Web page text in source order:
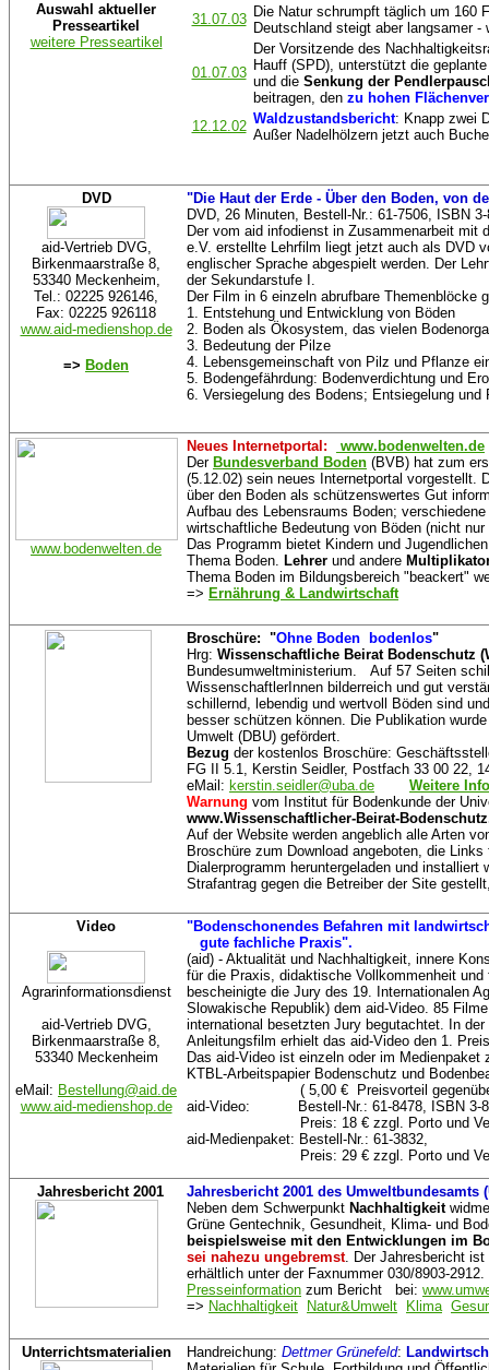
Auswahl aktueller
Presseartikel
weitere Presseartikel
31.07.03 Die Natur schrumpft täglich um 160
Deutschland steigt aber langsamer
01.07.03
Der Vorsitzende des
Hauff (SPD), unterstützt die
und die Senkung der
beitragen, den zu hohen
12.12.02 Waldzustandsbericht: Knapp zwei
Außer Nadelhölzern jetzt auch
DVD
aid-Vertrieb DVG,
Birkenmaarstraße 8,
53340 Meckenheim,
Tel.: 02225 926146,
Fax: 02225 926118
www.aid-medienshop.de
=> Boden
"Die Haut der Erde - Über den Boden, von
DVD, 26 Minuten, Bestell-Nr.: 61-7506, ISBN
Der vom aid infodienst in Zusammenarbeit mit
e.V. erstellte Lehrfilm liegt jetzt auch als DVD
englischer Sprache abgespielt werden. Der
der Sekundarstufe I.
Der Film in 6 einzeln abrufbare Themenblöcke
1. Entstehung und Entwicklung von Böden
2. Boden als Ökosystem, das vielen
3. Bedeutung der Pilze
4. Lebensgemeinschaft von Pilz und Pflanze
5. Bodengefährdung: Bodenverdichtung und
6. Versiegelung des Bodens; Entsiegelung und
www.bodenwelten.de
Neues Internetportal:
www.bodenwelten.de
Der Bundesverband Boden (BVB) hat zum
(5.12.02) sein neues Internetportal vorgestellt.
über den Boden als schützenswertes Gut
Aufbau des Lebensraums Boden;
wirtschaftliche Bedeutung von Böden (nicht
Das Programm bietet Kindern und
Thema Boden. Lehrer und andere
Thema Boden im Bildungsbereich "beackert"
=> Ernährung & Landwirtschaft
Broschüre: "Ohne Boden ­ bodenlos"
Hrg: Wissenschaftliche Beirat Bodenschutz
Bundesumweltministerium. Auf 57 Seiten
WissenschaftlerInnen bilderreich und gut
schillernd, lebendig und wertvoll Böden sind
besser schützen können. Die Publikation
Umwelt (DBU) gefördert.
Bezug der kostenlos Broschüre:
FG II 5.1, Kerstin Seidler, Postfach 33 00 22,
eMail: kerstin.seidler@uba.de
Weitere
Warnung vom Institut für Bodenkunde der
www.Wissenschaftlicher-Beirat-
Auf der Website werden angeblich alle Arten
Broschüre zum Download angeboten, die
Dialerprogramm heruntergeladen und
Strafantrag gegen die Betreiber der Site
Video
Agrarinformationsdienst
aid-Vertrieb DVG,
Birkenmaarstraße 8,
53340 Meckenheim
eMail: Bestellung@aid.de
www.aid-medienshop.de
"Bodenschonendes Befahren mit
gute fachliche Praxis".
(aid) - Aktualität und Nachhaltigkeit, innere
für die Praxis, didaktische Vollkommenheit
bescheinigte die Jury des 19. Internationalen
Slowakische Republik) dem aid-Video. 85
international besetzten Jury begutachtet. In
Anleitungsfilm erhielt das aid-Video den 1.
Das aid-Video ist einzeln oder im Medienpaket
KTBL-Arbeitspapier Bodenschutz und
( 5,00 € Preisvorteil gegenüber
aid-Video: Bestell-Nr.: 61-8478, ISBN 3-
Preis: 18 € zzgl. Porto und
aid-Medienpaket: Bestell-Nr.: 61-3832,
Preis: 29 € zzgl. Porto und
Jahresbericht 2001
Jahresbericht 2001 des Umweltbundesamts
Neben dem Schwerpunkt Nachhaltigkeit
Grüne Gentechnik, Gesundheit, Klima- und
beispielsweise mit den Entwicklungen im
sei nahezu ungebremst. Der Jahresbericht
erhältlich unter der Faxnummer 030/8903-
Presseinformation zum Bericht bei:
=> Nachhaltigkeit Natur&Umwelt Klima
Unterrichtsmaterialien Handreichung: Dettmer Grünefeld: